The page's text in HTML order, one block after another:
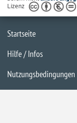
Lizenz
Startseite
Hilfe / Infos
Nutzungsbedingungen